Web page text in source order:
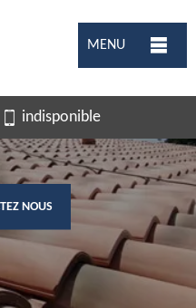
MENU
indisponible
NOUS